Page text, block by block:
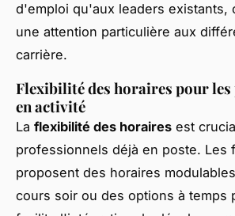
d'emploi qu'aux leaders existants,
une attention particulière aux
carrière.
Flexibilité des horaires pour
en activité
La flexibilité des horaires est
professionnels déjà en poste. Les
proposent des horaires
cours soir ou des options à temps